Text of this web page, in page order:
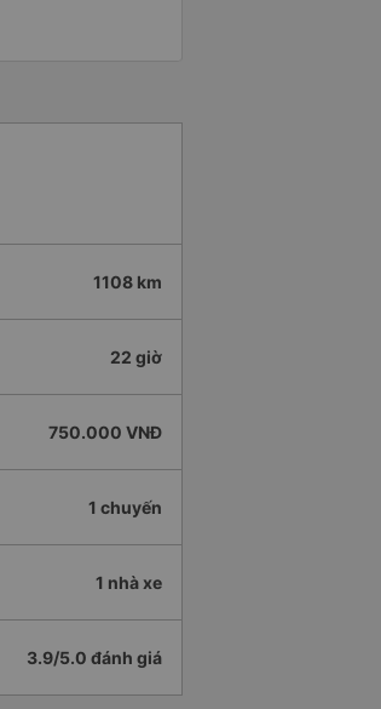
1108 km
22 giờ
750.000 VNĐ
1 chuyến
1 nhà xe
3.9/5.0 đánh giá